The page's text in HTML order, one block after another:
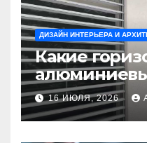
ДИЗАЙН ИНТЕРЬЕРА И
Какие
выбрать
16 ИЮЛЯ, 2026